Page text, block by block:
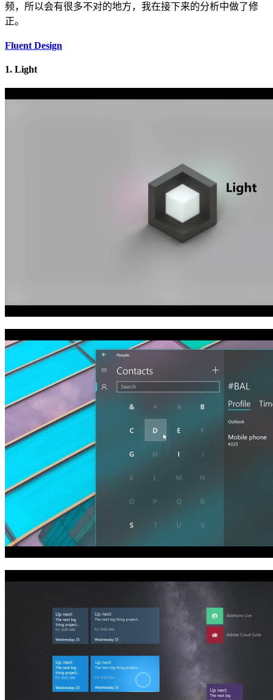
频，所以会有很多不对的地方，我在接下来的分析中做了修
正。
Fluent Design
1. Light